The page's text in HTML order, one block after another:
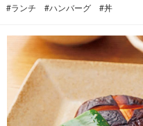
#ランチ #ハンバーグ #丼